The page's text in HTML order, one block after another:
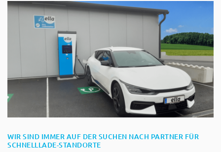
WIR SIND IMMER AUF DER SUCHEN NACH PARTNER FÜR
SCHNELLLADE-STANDORTE: